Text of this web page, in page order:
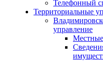
Телефонный
Территориальные
управление